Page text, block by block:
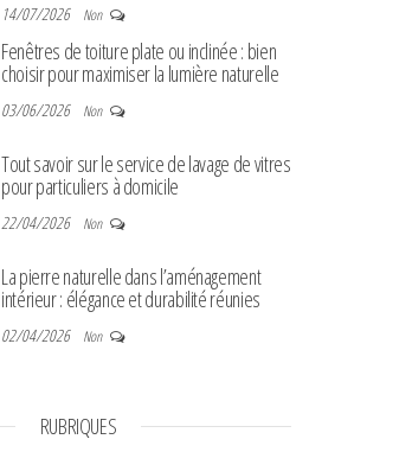
14/07/2026 Non
Fenêtres de toiture plate ou inclinée : bien
choisir pour maximiser la lumière naturelle
03/06/2026 Non
Tout savoir sur le service de lavage de vitres
pour particuliers à domicile
22/04/2026 Non
La pierre naturelle dans l’aménagement
intérieur : élégance et durabilité réunies
02/04/2026 Non
RUBRIQUES